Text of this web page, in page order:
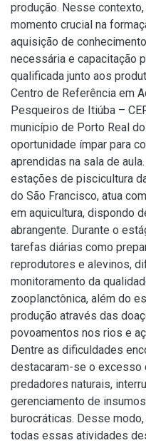
produção. Nesse
momento crucial na
aquisição de
necessária e capacitação
qualificada junto aos
Centro de Referência em
Pesqueiros de Itiúba –
município de Porto Real
oportunidade ímpar para
aprendidas na sala de
estações de piscicultura
do São Francisco, atua
em aquicultura, dispondo
abrangente. Durante o
tarefas diárias como
reprodutores e alevinos,
monitoramento da
zooplanctônica, além do
produção através das
povoamentos nos rios e
Dentre as dificuldades
destacaram-se o excesso
predadores naturais,
gerenciamento de
burocráticas. Desse
todas essas atividades